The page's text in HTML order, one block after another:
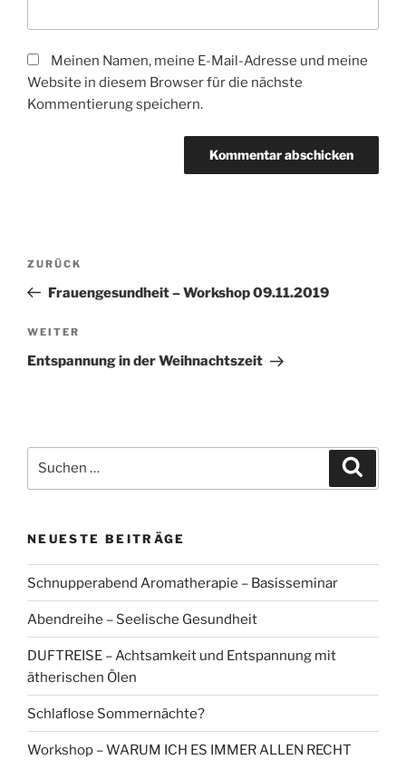
Meinen Namen, meine E-Mail-Adresse und meine
Website in diesem Browser für die nächste
Kommentierung speichern.
Beitragsnavigation
Vorheriger
Beitrag
ZURÜCK
Frauengesundheit – Workshop 09.11.2019
Nächster
Beitrag
WEITER
Entspannung in der Weihnachtszeit
nach:
NEUESTE BEITRÄGE
Schnupperabend Aromatherapie – Basisseminar
Abendreihe – Seelische Gesundheit
DUFTREISE – Achtsamkeit und Entspannung mit
ätherischen Ölen
Schlaflose Sommernächte?
Workshop – WARUM ICH ES IMMER ALLEN RECHT